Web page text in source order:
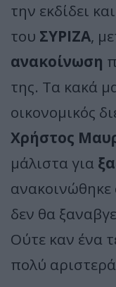
την εκδίδει
του ΣΥΡΙΖΑ,
ανακοίνωση
της. Τα κακά
οικονομικός
Χρήστος
μάλιστα για
δεν θα
Ούτε καν ένα
πολύ